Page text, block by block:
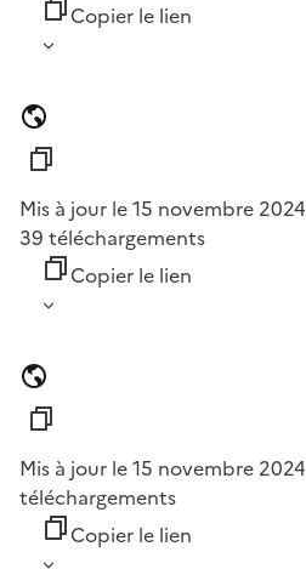
Copier le lien
Mis à jour le 15 novembre 2024
39 téléchargements
Copier le lien
Mis à jour le 15 novembre 2024
téléchargements
Copier le lien